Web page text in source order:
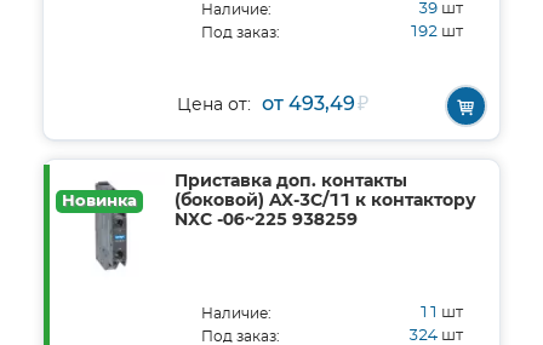
Наличие: 39 шт
Под заказ: 192 шт
Цена от: от 493,49₽
Новинка
Приставка доп. контакты
(боковой) AX-3C/11 к контактору
NXC -06~225 938259
Наличие: 11 шт
Под заказ: 324 шт